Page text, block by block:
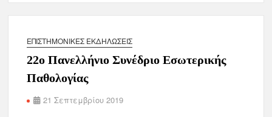
ΕΠΙΣΤΗΜΟΝΙΚΈΣ ΕΚΔΗΛΏΣΕΙΣ
22ο Πανελλήνιο Συνέδριο Εσωτερικής
Παθολογίας
21 Σεπτεμβρίου 2019